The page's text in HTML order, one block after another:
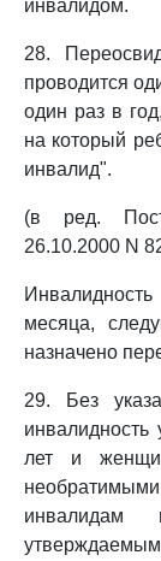
инвалидом.
28.
проводится
один раз в
на который
инвалид".
(в ред.
26.10.2000 N
месяца,
назначено
29. Без
лет и
инвалидам